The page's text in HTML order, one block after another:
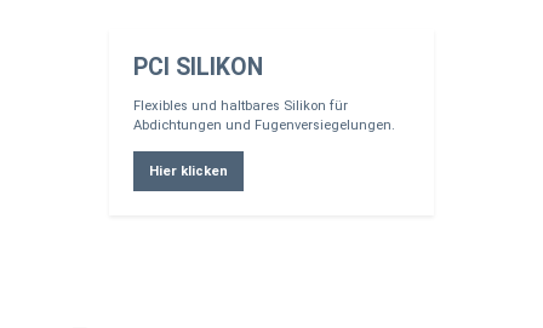
PCI SILIKON
Flexibles und haltbares Silikon für
Abdichtungen und Fugenversiegelungen.
Hier klicken